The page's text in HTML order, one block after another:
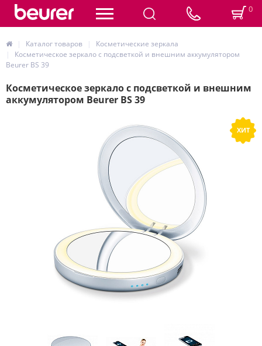
0
Каталог товаров
Косметические зеркала
Косметическое зеркало с подсветкой и внешним аккумулятором
Beurer BS 39
Косметическое зеркало с подсветкой и внешним
аккумулятором Beurer BS 39
ХИТ